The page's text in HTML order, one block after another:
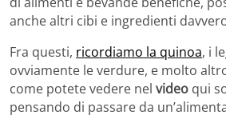
anche altri cibi e ingredienti
Fra questi, ricordiamo la quinoa, i
ovviamente le verdure, e molto
come potete vedere nel video qui
pensando di passare da